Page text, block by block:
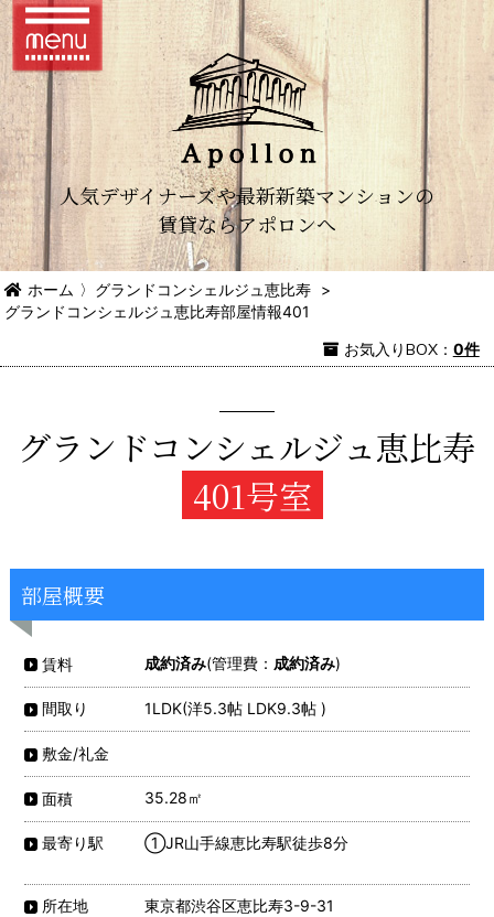
人気デザイナーズや最新新築マンションの
賃貸ならアポロンへ
ホーム 〉 グランドコンシェルジュ恵比寿 >
グランドコンシェルジュ恵比寿部屋情報401
お気入りBOX： 0件
グランドコンシェルジュ恵比寿
401号室
部屋概要
賃料 成約済み(管理費： 成約済み)
間取り 1LDK(洋5.3帖 LDK9.3帖 )
敷金/礼金
面積 35.28㎡
最寄り駅 ①JR山手線恵比寿駅徒歩8分
所在地 東京都渋谷区恵比寿3-9-31